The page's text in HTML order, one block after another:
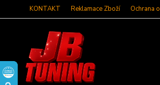
KONTAKT Reklamace Zboží Ochrana